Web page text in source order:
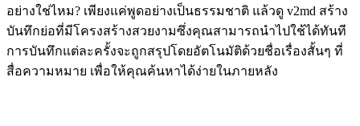
อย่างใช่ไหม? เพียงแค่พูดอย่างเป็นธรรมชาติ แล้วดู v2md สร้าง
บันทึกย่อที่มีโครงสร้างสวยงามซึ่งคุณสามารถนำไปใช้ได้ทันที
การบันทึกแต่ละครั้งจะถูกสรุปโดยอัตโนมัติด้วยชื่อเรื่องสั้นๆ ที่
สื่อความหมาย เพื่อให้คุณค้นหาได้ง่ายในภายหลัง